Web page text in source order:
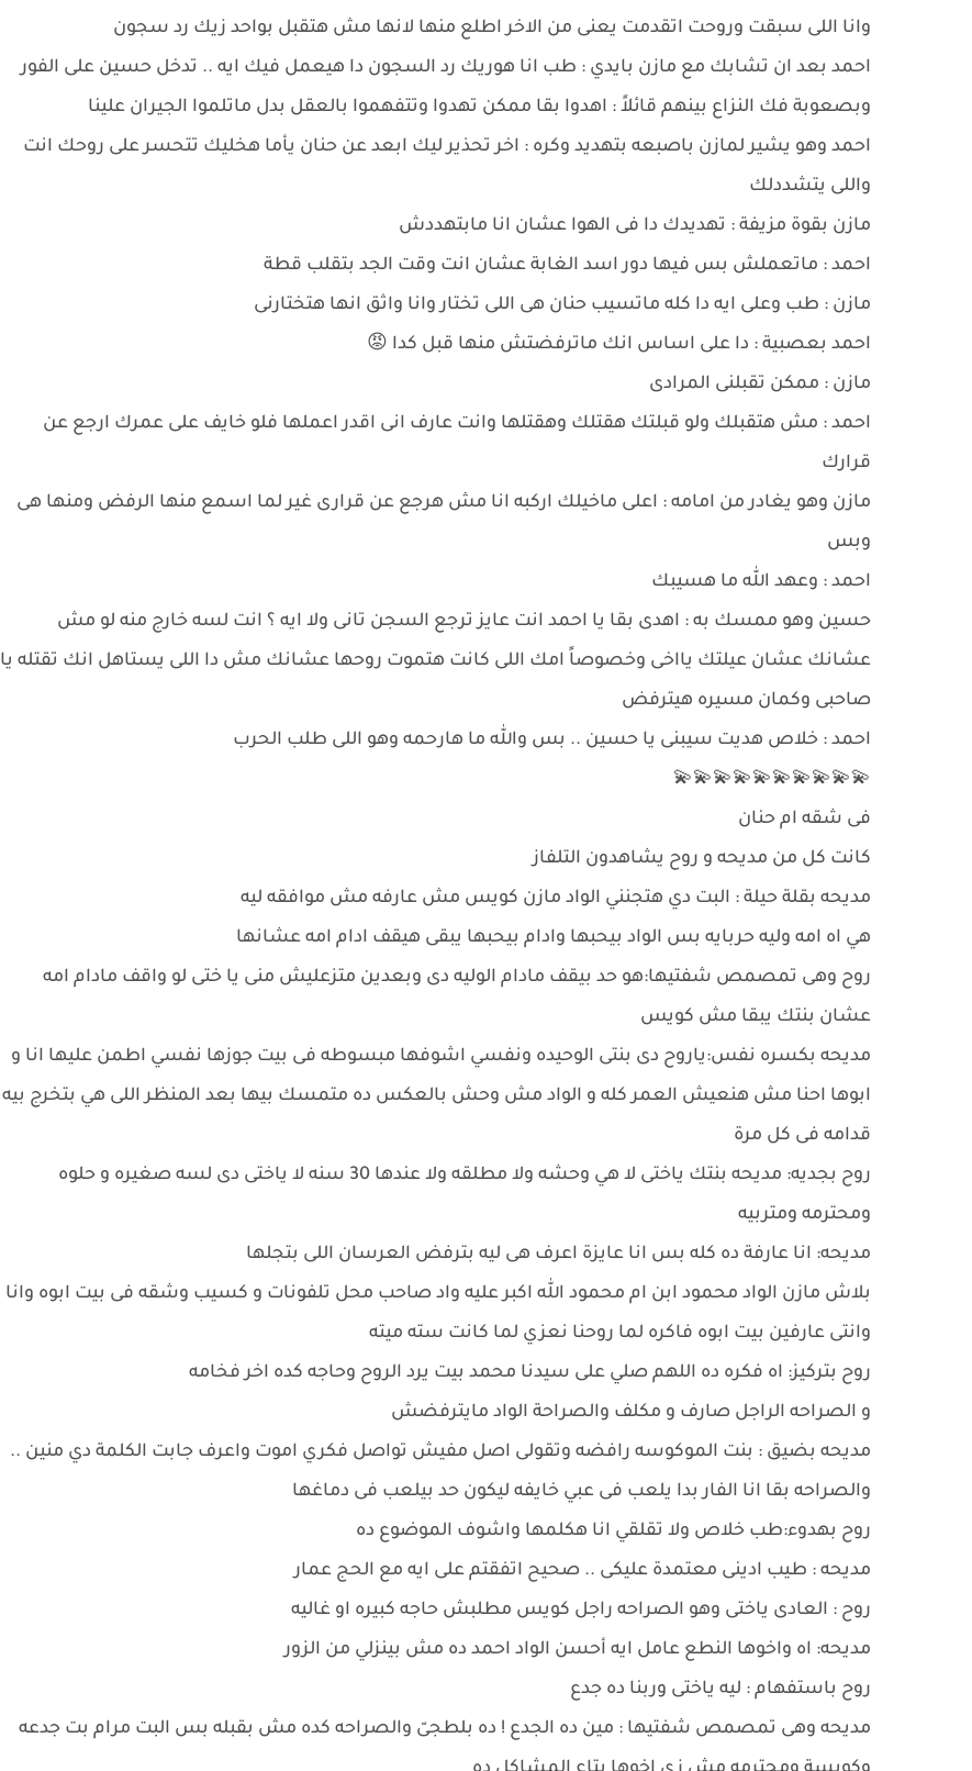
وانا اللى سبقت وروحت اتقدمت يعنى من الاخر اطلع منها لانها مش هتقبل بواحد زيك رد سجون
احمد بعد ان تشابك مع مازن بايدي : طب انا هوريك رد السجون دا هيعمل فيك ايه .. تدخل حسين على الفور
وبصعوبة فك النزاع بينهم قائلاً : اهدوا بقا ممكن تهدوا وتتفهموا بالعقل بدل ماتلموا الجيران علينا
احمد وهو يشير لمازن باصبعه بتهديد وكره : اخر تحذير ليك ابعد عن حنان يأما هخليك تتحسر على روحك انت
واللى يتشددلك
مازن بقوة مزيفة : تهديدك دا فى الهوا عشان انا مابتهددش
احمد : ماتعملش بس فيها دور اسد الغابة عشان انت وقت الجد بتقلب قطة
مازن : طب وعلى ايه دا كله ماتسيب حنان هى اللى تختار وانا واثق انها هتختارنى
احمد بعصبية : دا على اساس انك ماترفضتش منها قبل كدا 😡
مازن : ممكن تقبلنى المرادى
احمد : مش هتقبلك ولو قبلتك هقتلك وهقتلها وانت عارف انى اقدر اعملها فلو خايف على عمرك ارجع عن
قرارك
مازن وهو يغادر من امامه : اعلى ماخيلك اركبه انا مش هرجع عن قرارى غير لما اسمع منها الرفض ومنها هى
وبس
احمد : وعهد الله ما هسيبك
حسين وهو ممسك به : اهدى بقا يا احمد انت عايز ترجع السجن تانى ولا ايه ؟ انت لسه خارج منه لو مش
عشانك عشان عيلتك يااخى وخصوصاً امك اللى كانت هتموت روحها عشانك مش دا اللى يستاهل انك تقتله يا
صاحبى وكمان مسيره هيترفض
احمد : خلاص هديت سيبنى يا حسين .. بس والله ما هارحمه وهو اللى طلب الحرب
💫💫💫💫💫💫💫💫💫💫
فى شقه ام حنان
كانت كل من مديحه و روح يشاهدون التلفاز
مديحه بقلة حيلة : البت دي هتجنني الواد مازن كويس مش عارفه مش موافقه ليه
هي اه امه وليه حربايه بس الواد بيحبها وادام بيحبها يبقى هيقف ادام امه عشانها
روح وهى تمصمص شفتيها:هو حد بيقف مادام الوليه دى وبعدين متزعليش منى يا ختى لو واقف مادام امه
عشان بنتك يبقا مش كويس
مديحه بكسره نفس:ياروح دى بنتى الوحيده ونفسي اشوفها مبسوطه فى بيت جوزها نفسي اطمن عليها انا و
ابوها احنا مش هنعيش العمر كله و الواد مش وحش بالعكس ده متمسك بيها بعد المنظر اللى هي بتخرج بيه
قدامه فى كل مرة
روح بجديه: مديحه بنتك ياختى لا هي وحشه ولا مطلقه ولا عندها 30 سنه لا ياختى دى لسه صغيره و حلوه
ومحترمه ومتربيه
مديحه: انا عارفة ده كله بس انا عايزة اعرف هى ليه بترفض العرسان اللى بتجلها
بلاش مازن الواد محمود ابن ام محمود الله اكبر عليه واد صاحب محل تلفونات و كسيب وشقه فى بيت ابوه وانا
وانتى عارفين بيت ابوه فاكره لما روحنا نعزي لما كانت سته ميته
روح بتركيز: اه فكره ده اللهم صلي على سيدنا محمد بيت يرد الروح وحاجه كده اخر فخامه
و الصراحه الراجل صارف و مكلف والصراحة الواد مايترفضش
مديحه بضيق : بنت الموكوسه رافضه وتقولى اصل مفيش تواصل فكري اموت واعرف جابت الكلمة دي منين ..
والصراحه بقا انا الفار بدا يلعب فى عبي خايفه ليكون حد بيلعب فى دماغها
روح بهدوء:طب خلاص ولا تقلقي انا هكلمها واشوف الموضوع ده
مديحه : طيب ادينى معتمدة عليكى .. صحيح اتفقتم على ايه مع الحج عمار
روح : العادى ياختى وهو الصراحه راجل كويس مطلبش حاجه كبيره او غاليه
مديحه: اه واخوها النطع عامل ايه أحسن الواد احمد ده مش بينزلي من الزور
روح باستفهام : ليه ياختى وربنا ده جدع
مديحه وهى تمصمص شفتيها : مين ده الجدع ! ده بلطجىّ والصراحه كده مش بقبله بس البت مرام بت جدعه